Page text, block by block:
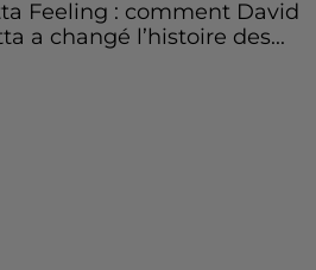
Feeling : comment David
a changé l’histoire des...